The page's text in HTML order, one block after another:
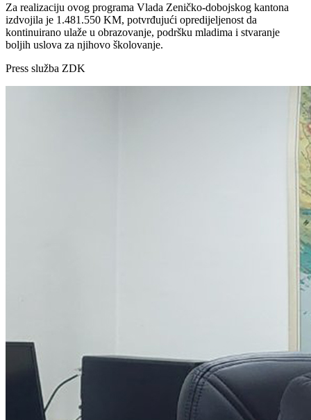
Za realizaciju ovog programa Vlada Zeničko-dobojskog kantona
izdvojila je 1.481.550 KM, potvrđujući opredijeljenost da
kontinuirano ulaže u obrazovanje, podršku mladima i stvaranje
boljih uslova za njihovo školovanje.
Press služba ZDK